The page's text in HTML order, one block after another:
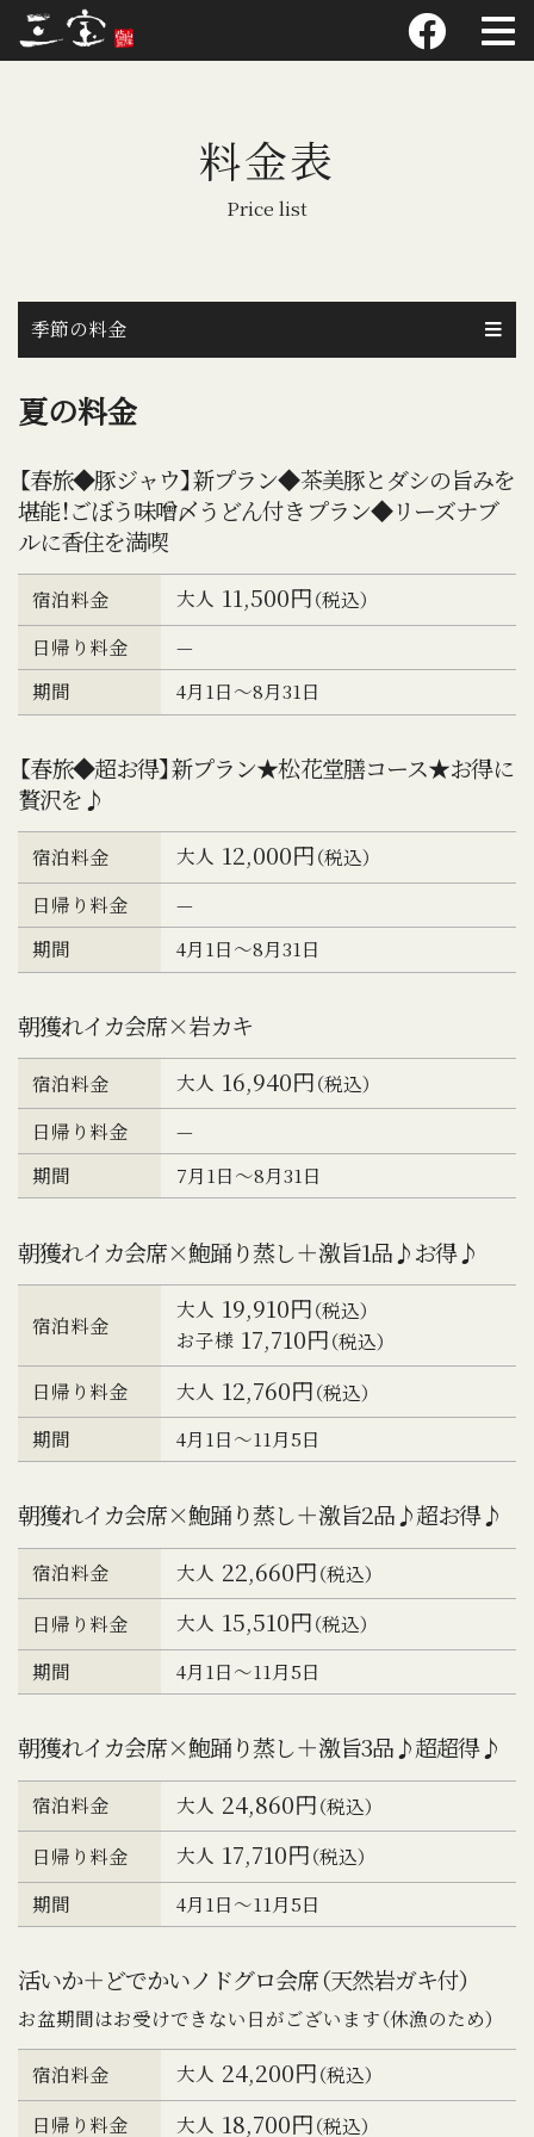
料金表
Price list
季節の料金
夏の料金
【春旅◆豚ジャウ】新プラン◆茶美豚とダシの旨みを
堪能！ごぼう味噌〆うどん付きプラン◆リーズナブ
ルに香住を満喫
宿泊料金 大人 11,500円（税込）
日帰り料金
—
期間
4月1日～8月31日
【春旅◆超お得】新プラン★松花堂膳コース★お得に
贅沢を♪
宿泊料金 大人 12,000円（税込）
日帰り料金
—
期間
4月1日～8月31日
朝獲れイカ会席×岩カキ
宿泊料金 大人 16,940円（税込）
日帰り料金
—
期間
7月1日～8月31日
朝獲れイカ会席×鮑踊り蒸し＋激旨1品♪お得♪
宿泊料金
大人 19,910円（税込）
お子様 17,710円（税込）
日帰り料金
大人 12,760円（税込）
期間
4月1日～11月5日
朝獲れイカ会席×鮑踊り蒸し＋激旨2品♪超お得♪
宿泊料金 大人 22,660円（税込）
日帰り料金
大人 15,510円（税込）
期間
4月1日～11月5日
朝獲れイカ会席×鮑踊り蒸し＋激旨3品♪超超得♪
宿泊料金 大人 24,860円（税込）
日帰り料金
大人 17,710円（税込）
期間
4月1日～11月5日
活いか＋どでかいノドグロ会席（天然岩ガキ付）
お盆期間はお受けできない日がございます（休漁のため）
宿泊料金 大人 24,200円（税込）
日帰り料金
大人 18,700円（税込）